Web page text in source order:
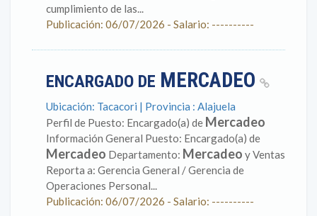
cumplimiento de las...
Publicación: 06/07/2026 - Salario: ----------
ENCARGADO DE MERCADEO
Ubicación: Tacacori | Provincia : Alajuela
Perfil de Puesto: Encargado(a) de Mercadeo
Información General Puesto: Encargado(a) de
Mercadeo Departamento: Mercadeo y Ventas
Reporta a: Gerencia General / Gerencia de
Operaciones Personal...
Publicación: 06/07/2026 - Salario: ----------